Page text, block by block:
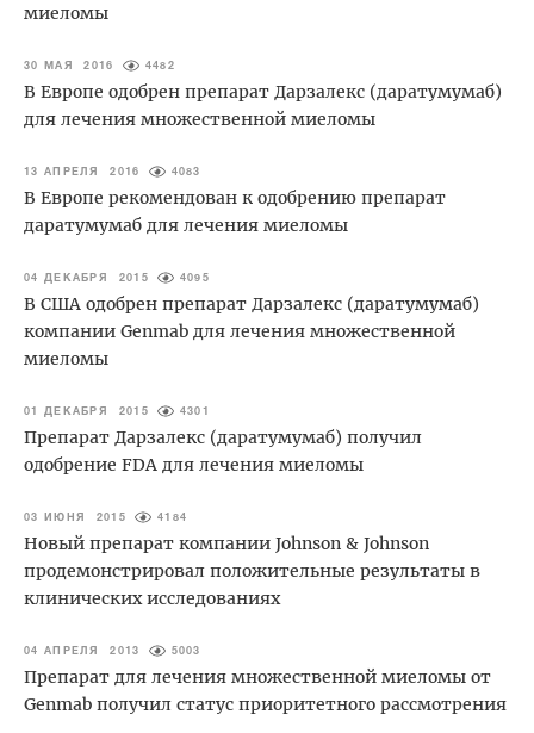
миеломы
30 МАЯ 2016 4482
В Европе одобрен препарат Дарзалекс (даратумумаб)
для лечения множественной миеломы
13 АПРЕЛЯ 2016 4083
В Европе рекомендован к одобрению препарат
даратумумаб для лечения миеломы
04 ДЕКАБРЯ 2015 4095
В США одобрен препарат Дарзалекс (даратумумаб)
компании Genmab для лечения множественной
миеломы
01 ДЕКАБРЯ 2015 4301
Препарат Дарзалекс (даратумумаб) получил
одобрение FDA для лечения миеломы
03 ИЮНЯ 2015 4184
Новый препарат компании Johnson & Johnson
продемонстрировал положительные результаты в
клинических исследованиях
04 АПРЕЛЯ 2013 5003
Препарат для лечения множественной миеломы от
Genmab получил статус приоритетного рассмотрения